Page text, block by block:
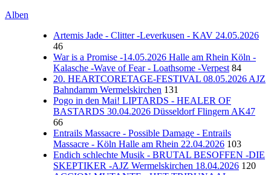
Alben
Artemis Jade - Clitter -Leverkusen - KAV 24.05.2026
46
War is a Promise -14.05.2026 Halle am Rhein Köln -
Kalasche -Wave of Fear - Loathsome -Verpest 84
20. HEARTCORETAGE-FESTIVAL 08.05.2026 AJZ
Bahndamm Wermelskirchen 131
Pogo in den Mai! LIPTARDS - HEALER OF
BASTARDS 30.04.2026 Düsseldorf Flingern AK47
66
Entrails Massacre - Possible Damage - Entrails
Massacre - Köln Halle am Rhein 22.04.2026 103
Endich schlechte Musik - BRUTAL BESOFFEN -DIE
SKEPTIKER -AJZ Wermelskirchen 18.04.2026 120